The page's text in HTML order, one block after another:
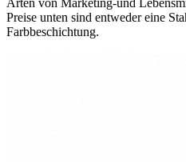
Preise unten sind entweder eine
Farbbeschichtung.